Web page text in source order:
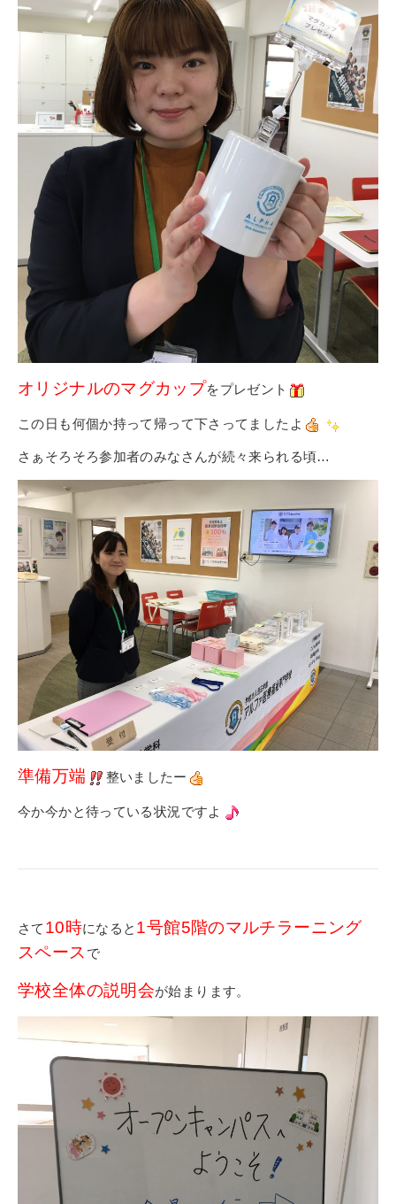
オリジナルのマグカップをプレゼント
この日も何個か持って帰って下さってましたよ
さぁそろそろ参加者のみなさんが続々来られる頃…
準備万端 整いましたー
今か今かと待っている状況ですよ
さて 10時になると 1号館5階のマルチラーニング
スペース で
学校全体の説明会が始まります。